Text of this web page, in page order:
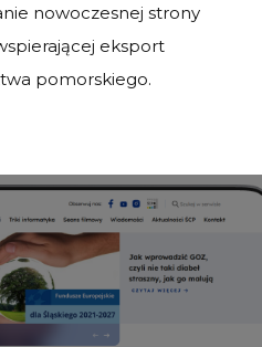
nowoczesnej strony
eksport
pomorskiego.